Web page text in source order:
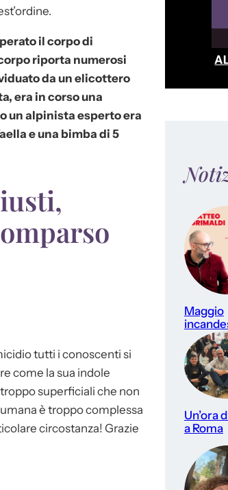
il corpo di
riporta numerosi
da un elicottero
era in corso una
un alpinista esperto era
e una bimba di 5
tutti i conoscenti si
come la sua indole
superficiali che non
è troppo complessa
circostanza! Grazie
Maggio
Un’ora
a Roma